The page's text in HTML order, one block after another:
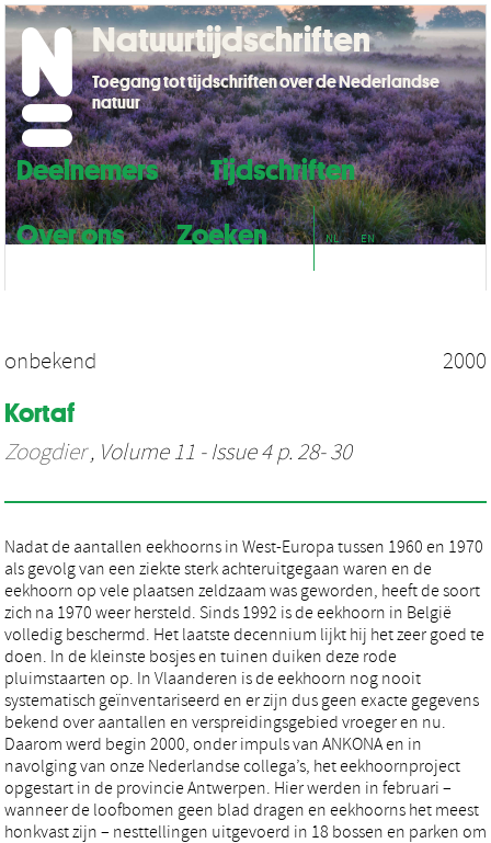
Deelnemers
Tijdschriften
Over ons
Zoeken NL EN
Natuurtijdschriften
Toegang tot tijdschriften over de Nederlandse
natuur
onbekend 2000
Kortaf
Zoogdier, Volume 11 - Issue 4 p. 28- 30
Nadat de aantallen eekhoorns in West-Europa tussen 1960 en 1970
als gevolg van een ziekte sterk achteruitgegaan waren en de
eekhoorn op vele plaatsen zeldzaam was geworden, heeft de soort
zich na 1970 weer hersteld. Sinds 1992 is de eekhoorn in België
volledig beschermd. Het laatste decennium lijkt hij het zeer goed te
doen. In de kleinste bosjes en tuinen duiken deze rode
pluimstaarten op. In Vlaanderen is de eekhoorn nog nooit
systematisch geïnventariseerd en er zijn dus geen exacte gegevens
bekend over aantallen en verspreidingsgebied vroeger en nu.
Daarom werd begin 2000, onder impuls van ANKONA en in
navolging van onze Nederlandse collega’s, het eekhoornproject
opgestart in de provincie Antwerpen. Hier werden in februari –
wanneer de loofbomen geen blad dragen en eekhoorns het meest
honkvast zijn – nesttellingen uitgevoerd in 18 bossen en parken om